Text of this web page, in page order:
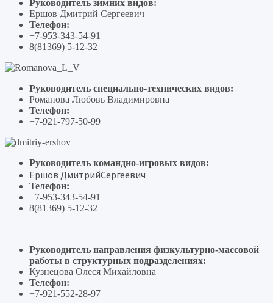
Руководитель зимних видов:
Ершов Дмитрий Сергеевич
Телефон:
+7-953-343-54-91
8(81369) 5-12-32
Руководитель специально-технических видов:
Романова Любовь Владимировна
Телефон:
+7-921-797-50-99
Руководитель командно-игровых видов:
Ершов ДмитрийСергеевич
Телефон:
+7-953-343-54-91
8(81369) 5-12-32
Руководитель направления физкультурно-массовой
работы в структурных подразделениях:
Кузнецова Олеся Михайловна
Телефон:
+7-921-552-28-97